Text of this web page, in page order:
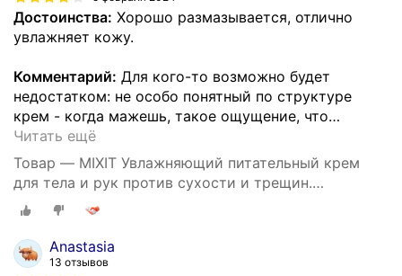
Достоинства: Хорошо размазывается, отлично
увлажняет кожу.
Комментарий: Для кого-то возможно будет
недостатком: не особо понятный по структуре
крем - когда мажешь, такое ощущение, что…
Читать ещё
Товар — MIXIT Увлажняющий питательный крем
для тела и рук против сухости и трещин.
Восстанавливающее средство для ухода за кожей
тела c пантенолом и маслом виноградных косточек
SUPER FOOD
Anastasia
13 отзывов